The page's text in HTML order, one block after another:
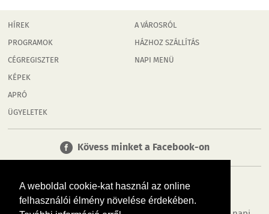
A weboldal cookie-kat használ az online
felhasználói élmény növelése érdekében.
HÍREK
PROGRAMOK
CÉGREGISZTER
KÉPEK
APRÓ
ÜGYELETEK
A VÁROSRÓL
HÁZHOZ SZÁLLÍTÁS
NAPI MENÜ
Kövess minket a Facebook-on